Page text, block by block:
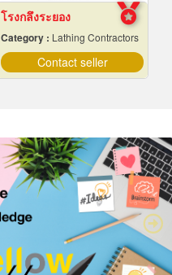
โรงกลึงระยอง
Category : Lathing Contractors
Contact seller